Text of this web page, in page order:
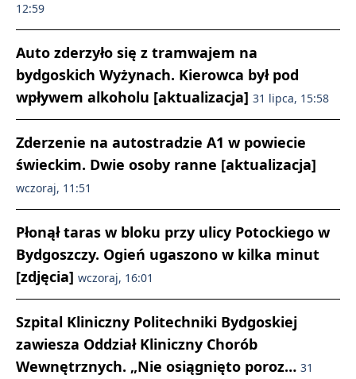
12:59
Auto zderzyło się z tramwajem na
bydgoskich Wyżynach. Kierowca był pod
wpływem alkoholu [aktualizacja] 31 lipca, 15:58
Zderzenie na autostradzie A1 w powiecie
świeckim. Dwie osoby ranne [aktualizacja]
wczoraj, 11:51
Płonął taras w bloku przy ulicy Potockiego w
Bydgoszczy. Ogień ugaszono w kilka minut
[zdjęcia] wczoraj, 16:01
Szpital Kliniczny Politechniki Bydgoskiej
zawiesza Oddział Kliniczny Chorób
Wewnętrznych. „Nie osiągnięto poroz… 31